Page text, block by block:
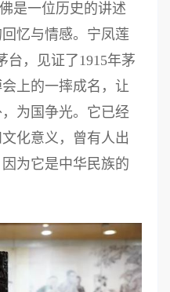
是一位历史的讲述
忆与情感。宁凤莲
台，见证了1915年茅
上的一摔成名，让
为国争光。它已经
化意义，曾有人出
为它是中华民族的